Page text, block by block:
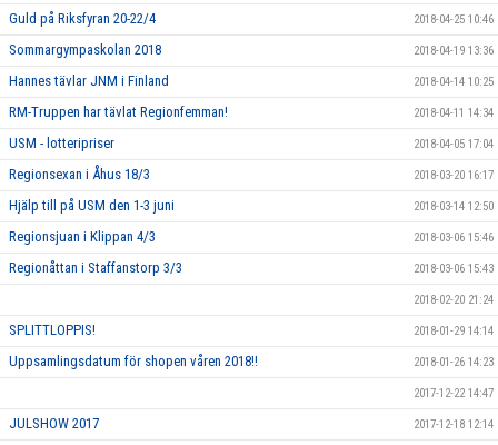
Guld på Riksfyran 20-22/4 2018-04-25 10:46
Sommargympaskolan 2018 2018-04-19 13:36
Hannes tävlar JNM i Finland 2018-04-14 10:25
RM-Truppen har tävlat Regionfemman! 2018-04-11 14:34
USM - lotteripriser 2018-04-05 17:04
Regionsexan i Åhus 18/3 2018-03-20 16:17
Hjälp till på USM den 1-3 juni 2018-03-14 12:50
Regionsjuan i Klippan 4/3 2018-03-06 15:46
Regionåttan i Staffanstorp 3/3 2018-03-06 15:43
2018-02-20 21:24
SPLITTLOPPIS! 2018-01-29 14:14
Uppsamlingsdatum för shopen våren 2018!! 2018-01-26 14:23
2017-12-22 14:47
JULSHOW 2017 2017-12-18 12:14